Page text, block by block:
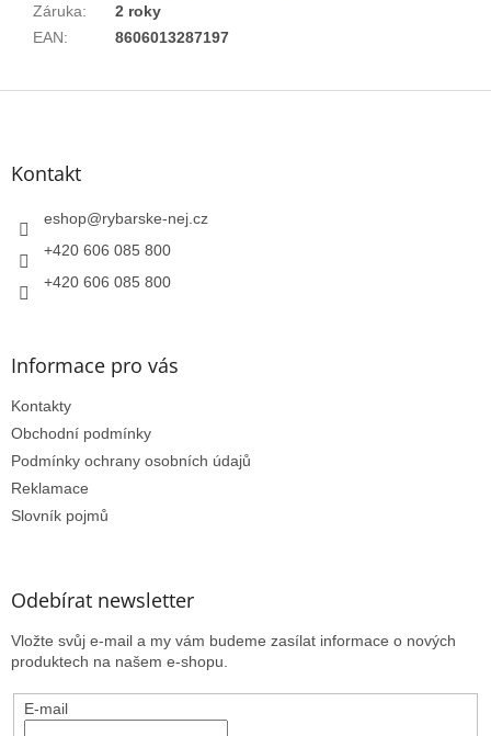
Záruka:
2 roky
EAN: 8606013287197
Z
Kontakt
eshop@rybarske-nej.cz
+420 606 085 800
+420 606 085 800
Informace pro vás
Kontakty
Obchodní podmínky
Podmínky ochrany osobních údajů
Reklamace
Slovník pojmů
Odebírat newsletter
Vložte svůj e-mail a my vám budeme zasílat informace o nových
produktech na našem e-shopu.
E-mail